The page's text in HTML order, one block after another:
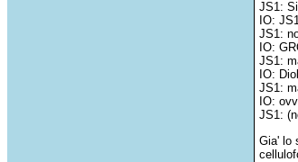
JS1:
IO:
JS1:
IO:
JS1:
IO:
JS1:
IO:
JS1:
Gia' lo